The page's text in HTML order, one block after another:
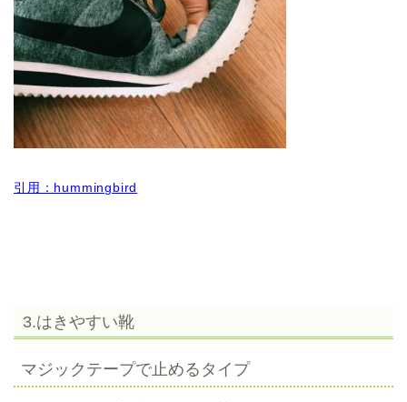
引用：hummingbird
3.はきやすい靴
マジックテープで止めるタイプ